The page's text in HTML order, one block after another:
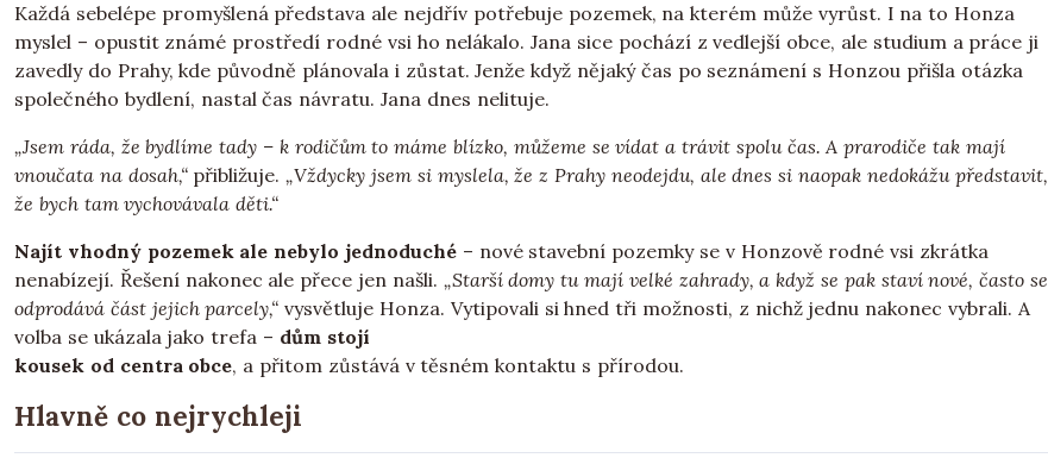
Každá sebelépe promyšlená představa ale nejdřív potřebuje pozemek, na kterém může vyrůst. I na to Honza
myslel – opustit známé prostředí rodné vsi ho nelákalo. Jana sice pochází z vedlejší obce, ale studium a práce ji
zavedly do Prahy, kde původně plánovala i zůstat. Jenže když nějaký čas po seznámení s Honzou přišla otázka
společného bydlení, nastal čas návratu. Jana dnes nelituje.
„Jsem ráda, že bydlíme tady – k rodičům to máme blízko, můžeme se vídat a trávit spolu čas. A prarodiče tak mají
vnoučata na dosah,“ přibližuje. „Vždycky jsem si myslela, že z Prahy neodejdu, ale dnes si naopak nedokážu představit,
že bych tam vychovávala děti.“
Najít vhodný pozemek ale nebylo jednoduché – nové stavební pozemky se v Honzově rodné vsi zkrátka
nenabízejí. Řešení nakonec ale přece jen našli. „Starší domy tu mají velké zahrady, a když se pak staví nové, často se
odprodává část jejich parcely,“ vysvětluje Honza. Vytipovali si hned tři možnosti, z nichž jednu nakonec vybrali. A
volba se ukázala jako trefa – dům stojí
kousek od centra obce, a přitom zůstává v těsném kontaktu s přírodou.
Hlavně co nejrychleji